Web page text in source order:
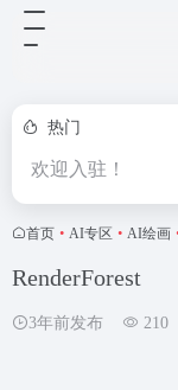
热门
欢迎入驻！
首页 • AI专区 • AI绘画
RenderForest
3年前发布 210